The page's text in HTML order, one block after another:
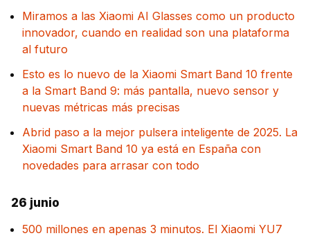
Miramos a las Xiaomi AI Glasses como un producto
innovador, cuando en realidad son una plataforma
al futuro
Esto es lo nuevo de la Xiaomi Smart Band 10 frente
a la Smart Band 9: más pantalla, nuevo sensor y
nuevas métricas más precisas
Abrid paso a la mejor pulsera inteligente de 2025. La
Xiaomi Smart Band 10 ya está en España con
novedades para arrasar con todo
26 junio
500 millones en apenas 3 minutos. El Xiaomi YU7